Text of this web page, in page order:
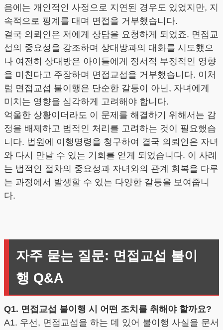
음에는 개인적인 사정으로 지연된 경우도 있었지만, 지
속적으로 핑계를 대며 면접을 거부했습니다.
결국 의뢰인은 저에게 상담을 요청하게 되었죠. 면접교
섭의 중요성을 강조하며 상대방과의 대화를 시도했으
나 여전히 상대방은 아이들에게 정서적 부정적인 영향
을 미친다고 주장하며 면접교섭을 거부했습니다. 이처
럼 면접교섭 불이행은 단순한 갈등이 아닌, 자녀에게
미치는 영향을 심각하게 고려해야 합니다.
억울한 상황이더라도 이 문제를 해결하기 위해서는 감
정을 배제하고 법적인 처리를 고려하는 것이 필요했습
니다. 법원에 이행명령을 청구하여 결국 의뢰인은 자녀
와 다시 만날 수 있는 기회를 얻게 되었습니다. 이 사례
는 법적인 절차의 중요성과 자녀와의 관계 회복을 다루
는 과정에서 발생할 수 있는 다양한 갈등을 보여줍니
다.
자주 묻는 질문: 면접교섭 불이
행 Q&A
Q1. 면접교섭 불이행 시 어떤 조치를 취해야 할까요?
A1. 우선, 면접교섭을 하는 데 있어 불이행 사실을 문서